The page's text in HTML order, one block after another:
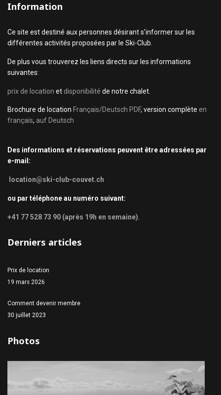
Information
Ce site est destiné aux personnes désirant s'informer sur les
différentes activités proposées par le Ski-Club.
De plus vous trouverez les liens directs sur les informations
suivantes:
prix de location et disponibilité de notre chalet.
Brochure de location Français/Deutsch PDF, version complète en
français, auf Deutsch
Des informations et réservations peuvent être adressées par
e-mail:
location@ski-club-couvet.ch
ou par téléphone au numéro suivant:
+41 77 528 73 90 (après 19h en semaine)
Derniers articles
Prix de location
19 mars 2026
Comment devenir membre
30 juillet 2023
Photos